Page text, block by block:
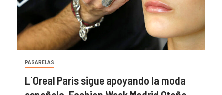
PASARELAS
L´Oreal París sigue apoyando la moda